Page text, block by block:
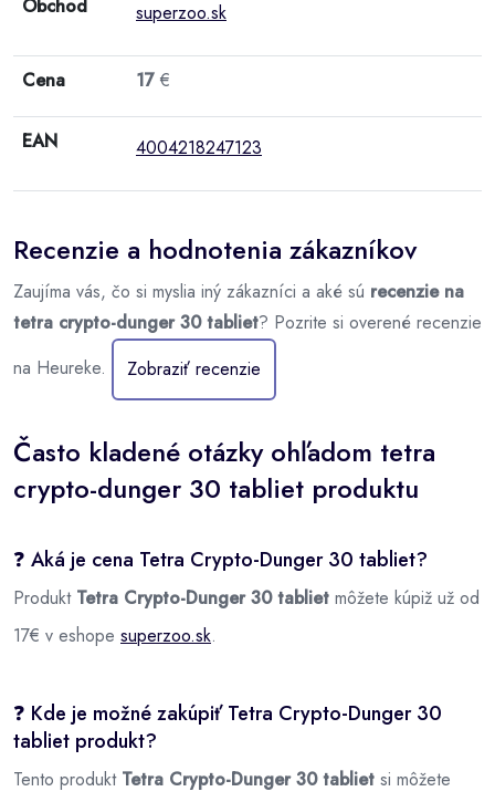
Obchod superzoo.sk
Cena 17 €
EAN 4004218247123
Recenzie a hodnotenia zákazníkov
Zaujíma vás, čo si myslia iný zákazníci a aké sú recenzie na
tetra crypto-dunger 30 tabliet? Pozrite si overené recenzie
na Heureke.
Zobraziť recenzie
Často kladené otázky ohľadom tetra
crypto-dunger 30 tabliet produktu
❓ Aká je cena Tetra Crypto-Dunger 30 tabliet?
Produkt Tetra Crypto-Dunger 30 tabliet môžete kúpiž už od
17€ v eshope superzoo.sk.
❓ Kde je možné zakúpiť Tetra Crypto-Dunger 30
tabliet produkt?
Tento produkt Tetra Crypto-Dunger 30 tabliet si môžete